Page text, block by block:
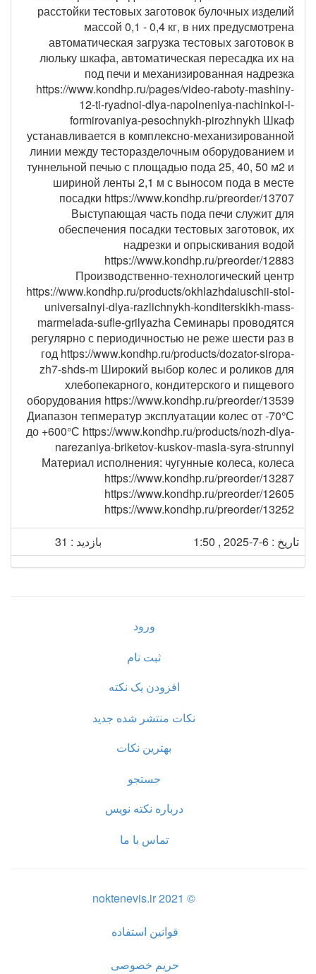
расстойки тестовых заготовок булочных изделий
массой 0,1 - 0,4 кг, в них предусмотрена
автоматическая загрузка тестовых заготовок в
люльку шкафа, автоматическая пересадка их на
под печи и механизированная надрезка
https://www.kondhp.ru/pages/video-raboty-mashiny-
12-ti-ryadnoi-dlya-napolneniya-nachinkoi-i-
formirovaniya-pesochnykh-pirozhnykh Шкаф
устанавливается в комплексно-механизированной
линии между тесторазделочным оборудованием и
туннельной печью с площадью пода 25, 40, 50 м2 и
шириной ленты 2,1 м с выносом пода в месте
посадки https://www.kondhp.ru/preorder/13707
Выступающая часть пода печи служит для
обеспечения посадки тестовых заготовок, их
надрезки и опрыскивания водой
https://www.kondhp.ru/preorder/12883
Производственно-технологический центр
https://www.kondhp.ru/products/okhlazhdaiuschii-stol-
universalnyi-dlya-razlichnykh-konditerskikh-mass-
marmelada-sufle-grilyazha Семинары проводятся
регулярно с периодичностью не реже шести раз в
год https://www.kondhp.ru/products/dozator-siropa-
zh7-shds-m Широкий выбор колес и роликов для
хлебопекарного, кондитерского и пищевого
оборудования https://www.kondhp.ru/preorder/13539
Диапазон тепмератур эксплуатации колес от -70°С
до +600°С https://www.kondhp.ru/products/nozh-dlya-
narezaniya-briketov-kuskov-masla-syra-strunnyi
Материал исполнения: чугунные колеса, колеса
https://www.kondhp.ru/preorder/13287
https://www.kondhp.ru/preorder/12605
https://www.kondhp.ru/preorder/13252
تاریخ : 6-7-2025 , 1:50
بازدید : 31
ورود
ثبت نام
افزودن یک نکته
نکات منتشر شده جدید
بهترین نکات
جستجو
درباره نکته نویس
تماس با ما
© noktenevis.ir 2021
قوانین استفاده
حریم خصوصی